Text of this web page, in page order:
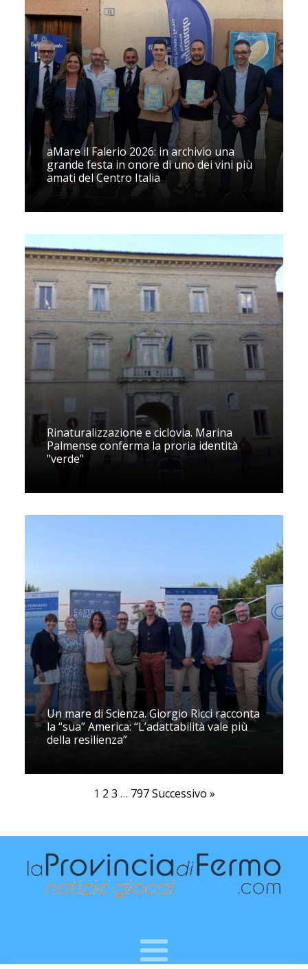
aMare il Falerio 2026: in archivio una
grande festa in onore di uno dei vini più
amati del Centro Italia
Rinaturalizzazione e ciclovia. Marina
Palmense conferma la proria identità
"verde"
Un mare di Scienza. Giorgio Ricci racconta
la “sua” America: “L’adattabilità vale più
della resilienza”
1 2 3 … 797 Successivo »